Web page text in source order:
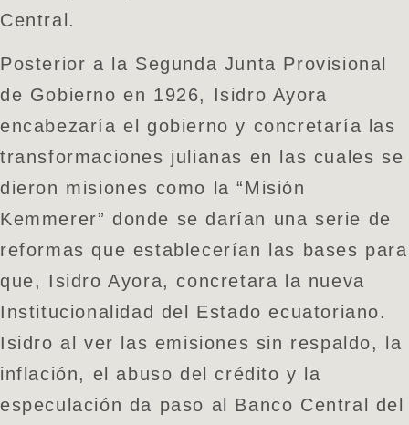
Central.
Posterior a la Segunda Junta Provisional
de Gobierno en 1926, Isidro Ayora
encabezaría el gobierno y concretaría las
transformaciones julianas en las cuales se
dieron misiones como la “Misión
Kemmerer” donde se darían una serie de
reformas que establecerían las bases para
que, Isidro Ayora, concretara la nueva
Institucionalidad del Estado ecuatoriano.
Isidro al ver las emisiones sin respaldo, la
inflación, el abuso del crédito y la
especulación da paso al Banco Central del